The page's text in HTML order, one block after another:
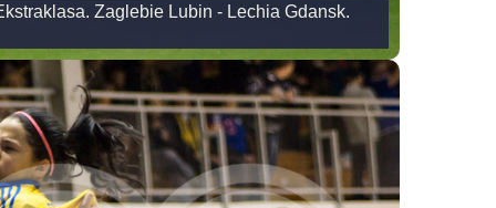
Zaglebie Lubin - Lechia Gdansk.